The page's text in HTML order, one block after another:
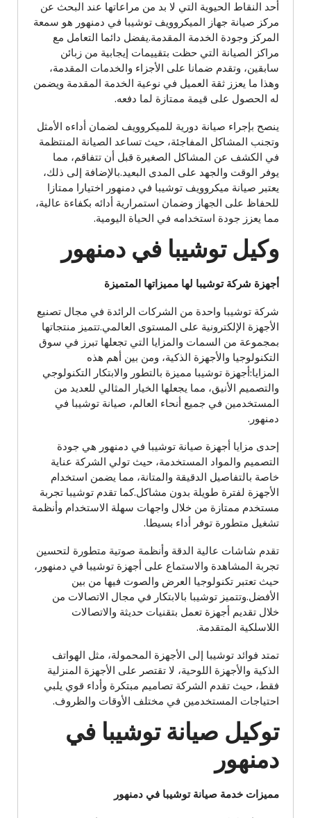
أحد النقاط الحيوية التي لا بد من مراعاتها عند البحث عن
مركز صيانة جهاز الميكروويف توشيبا في دمنهور هو سمعة
المركز وجودة الخدمة المقدمة.يفضل دائما التعامل مع
مراكز الصيانة التي حظت بتقييمات إيجابية من زبائن
سابقين، وتقدم ضمانا على الأجزاء والخدمات المقدمة،
وهذا ما يعزز ثقة العميل في نوعية الخدمة المقدمة ويضمن
له الحصول على قيمة ممتازة لما دفعه.
ينصح بإجراء صيانة دورية للميكروويف لضمان أداءه الأمثل
وتجنب المشاكل المفاجئة، حيث تساعد الصيانة المنتظمة
في الكشف عن المشاكل الصغيرة قبل أن تتفاقم، مما
يوفر الوقت والجهد على المدى البعيد.بالإضافة إلى ذلك،
يعتبر صيانة ميكروويف توشيبا في دمنهور اختيارا ممتازا
للحفاظ على الجهاز وضمان استمرارية أدائه بكفاءة عالية،
مما يعزز جودة استخدامه في الحياة اليومية.
وكيل توشيبا في دمنهور
أجهزة شركة توشيبا لها مميزاتها المتميزة
شركة توشيبا واحدة من الشركات الرائدة في مجال تصنيع
الأجهزة الإلكترونية على المستوى العالمي.تتميز منتجاتها
بمجموعة من السمات والمزايا التي تجعلها تبرز في سوق
التكنولوجيا والأجهزة الذكية، ومن بين أهم هذه
المزايا:أجهزة توشيبا مميزة بالتطور والابتكار التكنولوجي
والتصميم الأنيق، مما يجعلها الخيار المثالي للعديد من
المستخدمين في جميع أنحاء العالم، صيانة توشيبا في
دمنهور.
إحدى مزايا أجهزة صيانة توشيبا في دمنهور هي جودة
التصميم والمواد المستخدمة، حيث تولي الشركة عناية
خاصة بالتفاصيل الدقيقة والمتانة، مما يضمن استخدام
الأجهزة لفترة طويلة بدون مشاكل.كما تقدم توشيبا تجربة
مستخدم ممتازة من خلال واجهات سهلة الاستخدام وأنظمة
تشغيل متطورة توفر أداء بسيطا.
تقدم شاشات عالية الدقة وأنظمة صوتية متطورة لتحسين
تجربة المشاهدة والاستماع على أجهزة توشيبا في دمنهور،
حيث تعتبر تكنولوجيا العرض والصوت فيها من بين
الأفضل.وتتميز توشيبا بالابتكار في مجال الاتصالات من
خلال تقديم أجهزة تعمل بتقنيات حديثة والاتصالات
اللاسلكية المتقدمة.
تمتد فوائد توشيبا إلى الأجهزة المحمولة، مثل الهواتف
الذكية والأجهزة اللوحية، لا تقتصر على الأجهزة المنزلية
فقط، حيث تقدم الشركة تصاميم مبتكرة وأداء قوي يلبي
احتياجات المستخدمين في مختلف الأوقات والظروف.
توكيل صيانة توشيبا في
دمنهور
مميزات خدمة صيانة توشيبا في دمنهور